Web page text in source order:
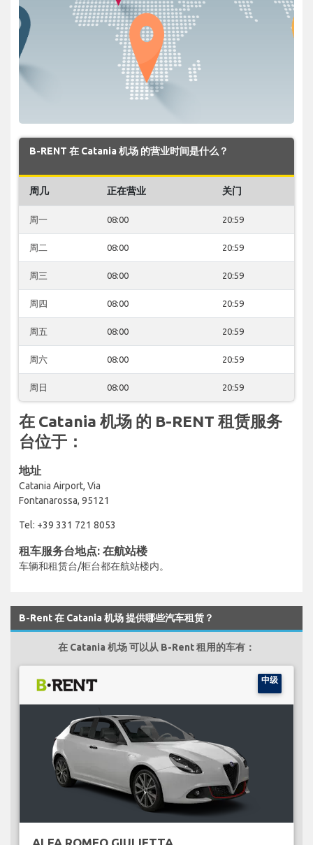
B-RENT 在 Catania 机场 的营业时间是什么？
周几 正在营业 关门
周一 08:00 20:59
周二 08:00 20:59
周三 08:00 20:59
周四 08:00 20:59
周五 08:00 20:59
周六 08:00 20:59
周日 08:00 20:59
在 Catania 机场 的 B-RENT 租赁服务
台位于：
地址
Catania Airport, Via
Fontanarossa, 95121
Tel: +39 331 721 8053
租车服务台地点: 在航站楼
车辆和租赁台/柜台都在航站楼内。
B-Rent 在 Catania 机场 提供哪些汽车租赁？
在 Catania 机场 可以从 B-Rent 租用的车有：
中级
ALFA ROMEO GIULIETTA